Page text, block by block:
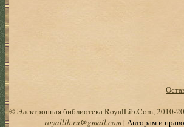
© Электронная библиотека RoyalLib.Com, 2010-
royallib.ru@gmail.com| Авторам и